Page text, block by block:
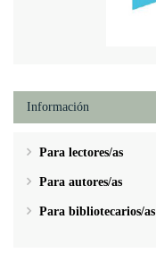
Información
Para lectores/as
Para autores/as
Para bibliotecarios/as